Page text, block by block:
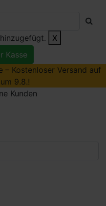
X
Kasse
– Kostenloser Versand auf
9.8.!
Kunden